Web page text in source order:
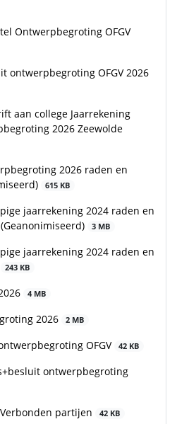
Ontwerpbegroting OFGV
ontwerpbegroting OFGV 2026
aan college Jaarrekening
2026 Zeewolde
2026 raden en
615 KB
jaarrekening 2024 raden en
3 MB
jaarrekening 2024 raden en
243 KB
4 MB
2026 2 MB
OFGV 42 KB
ontwerpbegroting
partijen 42 KB